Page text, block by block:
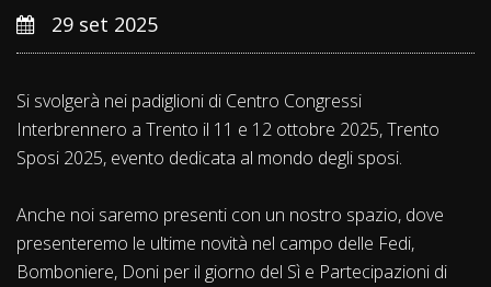
29 set 2025
Si svolgerà nei padiglioni di Centro Congressi
Interbrennero a Trento il 11 e 12 ottobre 2025, Trento
Sposi 2025, evento dedicata al mondo degli sposi.
Anche noi saremo presenti con un nostro spazio, dove
presenteremo le ultime novità nel campo delle Fedi,
Bomboniere, Doni per il giorno del Sì e Partecipazioni di